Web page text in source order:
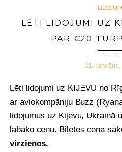
LĒTI LIDOJUMI UZ
PAR €20
21. janvāris,
Lēti lidojumi uz KIJEVU no
ar aviokompāniju Buzz
lidojumus uz Kijevu, Ukrainā
labāko cenu. Biļetes cena
virzienos.